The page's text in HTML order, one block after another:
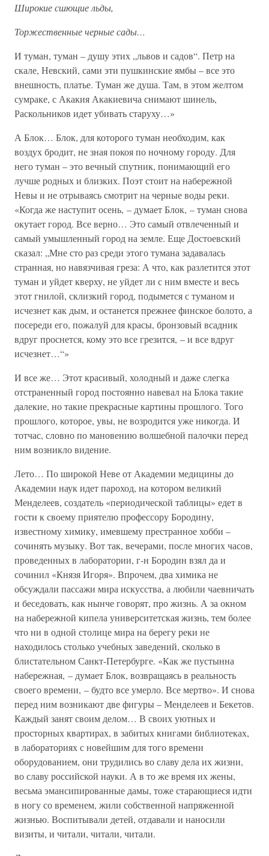
Широкие сшющие льды,
Торжественные черные сады…
И туман, туман – душу этих „львов и садов“. Петр на
скале, Невский, сами эти пушкинские ямбы – все это
внешность, платье. Туман же душа. Там, в этом желтом
сумраке, с Акакия Акакиевича снимают шинель,
Раскольников идет убивать старуху…»
А Блок… Блок, для которого туман необходим, как
воздух бродит, не зная покоя по ночному городу. Для
него туман – это вечный спутник, понимающий его
лучше родных и близких. Поэт стоит на набережной
Невы и не отрываясь смотрит на черные воды реки.
«Когда же наступит осень, – думает Блок, – туман снова
окутает город. Все верно… Это самый отвлеченный и
самый умышленный город на земле. Еще Достоевский
сказал: „Мне сто раз среди этого тумана задавалась
странная, но навязчивая греза: А что, как разлетится этот
туман и уйдет кверху, не уйдет ли с ним вместе и весь
этот гнилой, склизкий город, подымется с туманом и
исчезнет как дым, и останется прежнее финское болото, а
посереди его, пожалуй для красы, бронзовый всадник
вдруг проснется, кому это все грезится, – и все вдруг
исчезнет…“»
И все же… Этот красивый, холодный и даже слегка
отстраненный город постоянно навевал на Блока такие
далекие, но такие прекрасные картины прошлого. Того
прошлого, которое, увы, не возродится уже никогда. И
тотчас, словно по мановению волшебной палочки перед
ним возникло видение.
Лето… По широкой Неве от Академии медицины до
Академии наук идет пароход, на котором великий
Менделеев, создатель «периодической таблицы» едет в
гости к своему приятелю профессору Бородину,
известному химику, имевшему престранное хобби –
сочинять музыку. Вот так, вечерами, после многих часов,
проведенных в лаборатории, г-н Бородин взял да и
сочинил «Князя Игоря». Впрочем, два химика не
обсуждали пассажи мира искусства, а любили чаевничать
и беседовать, как нынче говорят, про жизнь. А за окном
на набережной кипела университетская жизнь, тем более
что ни в одной столице мира на берегу реки не
находилось столько учебных заведений, сколько в
блистательном Санкт-Петербурге. «Как же пустынна
набережная, – думает Блок, возвращаясь в реальность
своего времени, – будто все умерло. Все мертво». И снова
перед ним возникают две фигуры – Менделеев и Бекетов.
Каждый занят своим делом… В своих уютных и
просторных квартирах, в забитых книгами библиотеках,
в лабораториях с новейшим для того времени
оборудованием, они трудились во славу дела их жизни,
во славу российской науки. А в то же время их жены,
весьма эмансипированные дамы, тоже старающиеся идти
в ногу со временем, жили собственной напряженной
жизнью. Воспитывали детей, отдавали и наносили
визиты, и читали, читали, читали.